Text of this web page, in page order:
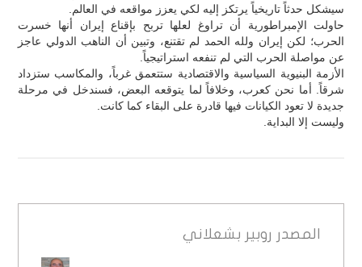
سيشكل حدثاً تاريخياً يرتكز إليه لكي يعزز مواقعه في العالم.
حاولت الإمبراطورية أن تراوغ لعلها تربح بإقناع إيران أنها خسرت
الحرب؛ لكن إيران ولله الحمد لم تقتنع، وتبين أن الناهب الدولي عاجز
عن مواصلة الحرب التي لم تنفعه استراتيجياً.
الأزمة البنيوية السياسية والاقتصادية ستتعمق غرباً، والمكاسب ستزداد
شرقاً. أما نحن كعرب، وخلافاً لما يتوقعه البعض، فسندخل في مرحلة
جديدة لا تعود الكيانات فيها قادرة على البقاء كما كانت.
وليست إلا البداية.
المصدر روبير بشعلاني